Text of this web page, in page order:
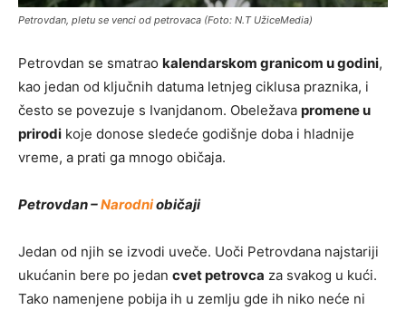
Petrovdan, pletu se venci od petrovaca (Foto: N.T UžiceMedia)
Petrovdan se smatrao kalendarskom granicom u godini,
kao jedan od ključnih datuma letnjeg ciklusa praznika, i
često se povezuje s Ivanjdanom. Obeležava promene u
prirodi koje donose sledeće godišnje doba i hladnije
vreme, a prati ga mnogo običaja.
Petrovdan –Narodniobičaji
Jedan od njih se izvodi uveče. Uoči Petrovdana najstariji
ukućanin bere po jedan cvet petrovca za svakog u kući.
Tako namenjene pobija ih u zemlju gde ih niko neće ni